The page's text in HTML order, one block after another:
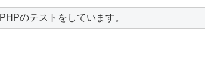
PHPのテストをしています。